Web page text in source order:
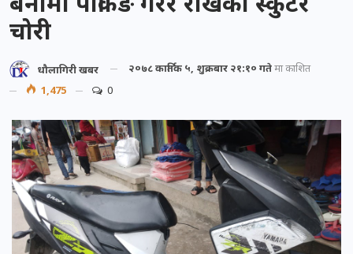
चोरी
धौलागिरी खबर २०७८ कार्तिक ५, शुक्रबार २१:१० गतेमा प्रकाशित
1,475
0